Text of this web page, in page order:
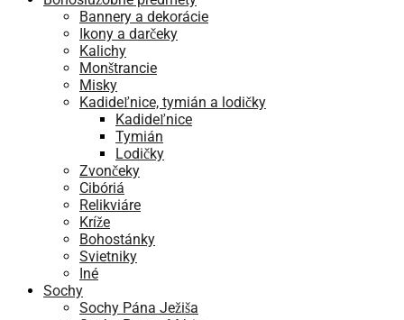
Bannery a dekorácie
Ikony a darčeky
Kalichy
Monštrancie
Misky
Kadideľnice, tymián a lodičky
Kadideľnice
Tymián
Lodičky
Zvončeky
Cibóriá
Relikviáre
Kríže
Bohostánky
Svietniky
Iné
Sochy
Sochy Pána Ježiša